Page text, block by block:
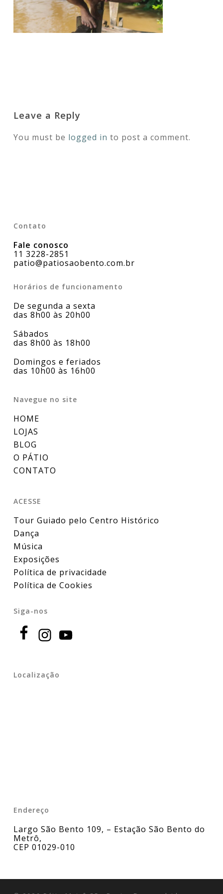
Leave a Reply
You must be logged in to post a comment.
Contato
Fale conosco
11 3228-2851
patio@patiosaobento.com.br
Horários de funcionamento
De segunda a sexta
das 8h00 às 20h00
Sábados
das 8h00 às 18h00
Domingos e feriados
das 10h00 às 16h00
Navegue no site
HOME
LOJAS
BLOG
O PÁTIO
CONTATO
ACESSE
Tour Guiado pelo Centro Histórico
Dança
Música
Exposições
Política de privacidade
Política de Cookies
Siga-nos
Localização
Endereço
Largo São Bento 109, – Estação São Bento do
Metrô,
CEP 01029-010